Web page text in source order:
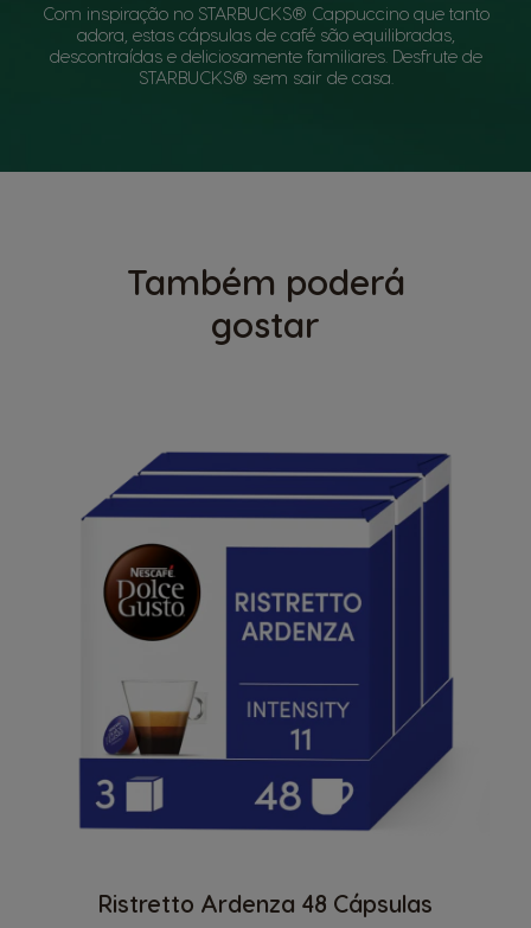
Com inspiração no STARBUCKS® Cappuccino que tanto
adora, estas cápsulas de café são equilibradas,
descontraídas e deliciosamente familiares. Desfrute de
STARBUCKS® sem sair de casa.
Também poderá
gostar
Ristretto Ardenza 48 Cápsulas